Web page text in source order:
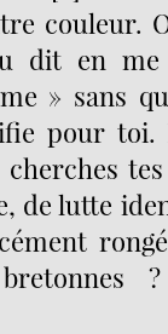
couleur.
dit en
» sans
pour
de lutte